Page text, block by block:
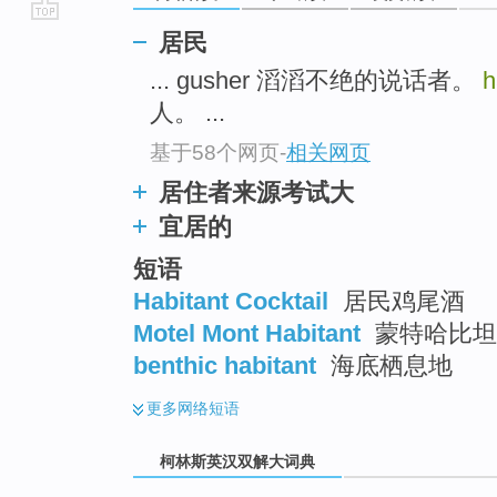
居民
... gusher 滔滔不绝的说话者。
人。 ...
基于58个网页-相关网页
居住者来源考试大
宜居的
短语
Habitant Cocktail
居民鸡尾酒
Motel Mont Habitant 蒙特哈比
benthic habitant 海底栖息地
更多网络短语
柯林斯英汉双解大词典